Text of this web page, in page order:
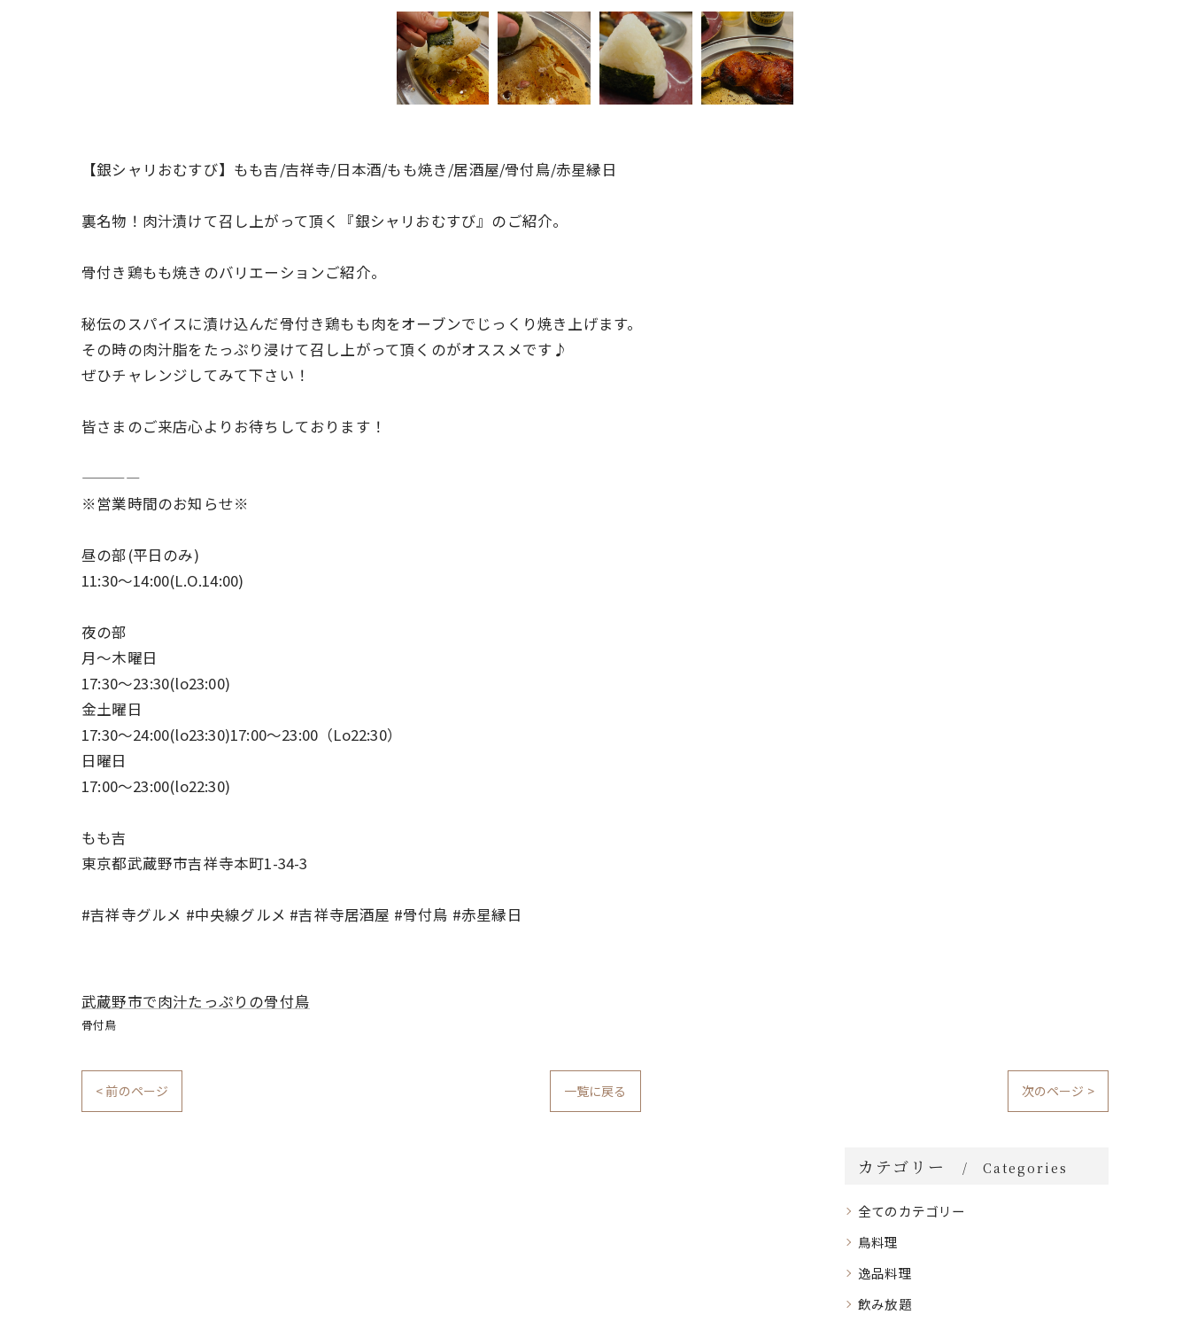
【銀シャリおむすび】もも吉/吉祥寺/日本酒/もも焼き/居酒屋/骨付鳥/赤星縁日
裏名物！肉汁漬けて召し上がって頂く『銀シャリおむすび』のご紹介。
骨付き鶏もも焼きのバリエーションご紹介。
秘伝のスパイスに漬け込んだ骨付き鶏もも肉をオーブンでじっくり焼き上げます。
その時の肉汁脂をたっぷり浸けて召し上がって頂くのがオススメです♪
ぜひチャレンジしてみて下さい！
皆さまのご来店心よりお待ちしております！
————
※営業時間のお知らせ※
昼の部(平日のみ)
11:30〜14:00(L.O.14:00)
夜の部
月〜木曜日
17:30〜23:30(lo23:00)
金土曜日
17:30〜24:00(lo23:30)17:00〜23:00（Lo22:30）
日曜日
17:00〜23:00(lo22:30)
もも吉
東京都武蔵野市吉祥寺本町1-34-3
#吉祥寺グルメ #中央線グルメ #吉祥寺居酒屋 #骨付鳥 #赤星縁日
武蔵野市で肉汁たっぷりの骨付鳥
骨付鳥
< 前のページ 一覧に戻る 次のページ >
カテゴリー Categories
全てのカテゴリー
鳥料理
逸品料理
飲み放題